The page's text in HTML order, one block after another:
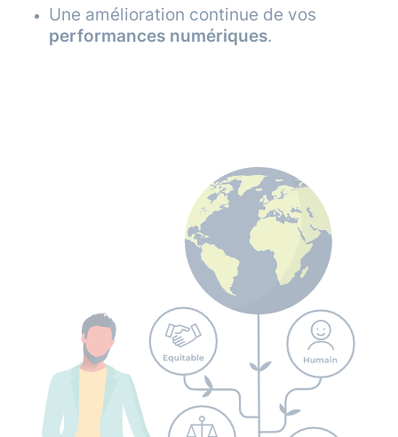
Une amélioration continue de vos
performances numériques.